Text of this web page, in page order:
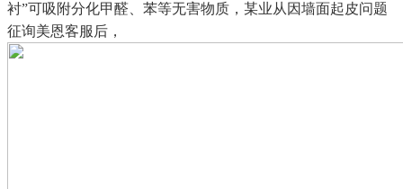
衬”可吸附分化甲醛、苯等无害物质，某业从因墙面起皮问题
征询美恩客服后，